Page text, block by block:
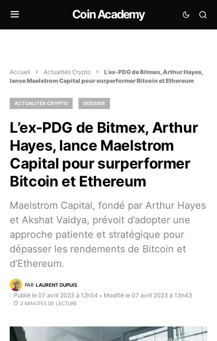
Coin Academy
Accueil Actualités Crypto
L’ex-PDG de Bitmex, Arthur Hayes,
lance Maelstrom Capital pour surperformer Bitcoin et Ethereum
ACTUALITÉS CRYPTO DOSSIER
L’ex-PDG de Bitmex, Arthur
Hayes, lance Maelstrom
Capital pour surperformer
Bitcoin et Ethereum
Maelstrom Capital, fondé par Arthur Hayes
et Akshat Vaidya, prévoit d’adopter une
approche patiente et stratégique pour
dépasser les rendements de Bitcoin et
d’Ethereum.
PAR LAURENT DUPUIS
Publié le 07 avril 2023 à 12h54 • Modifié le 07 avril 2023 à 13h43
2 MINUTES DE LECTURE